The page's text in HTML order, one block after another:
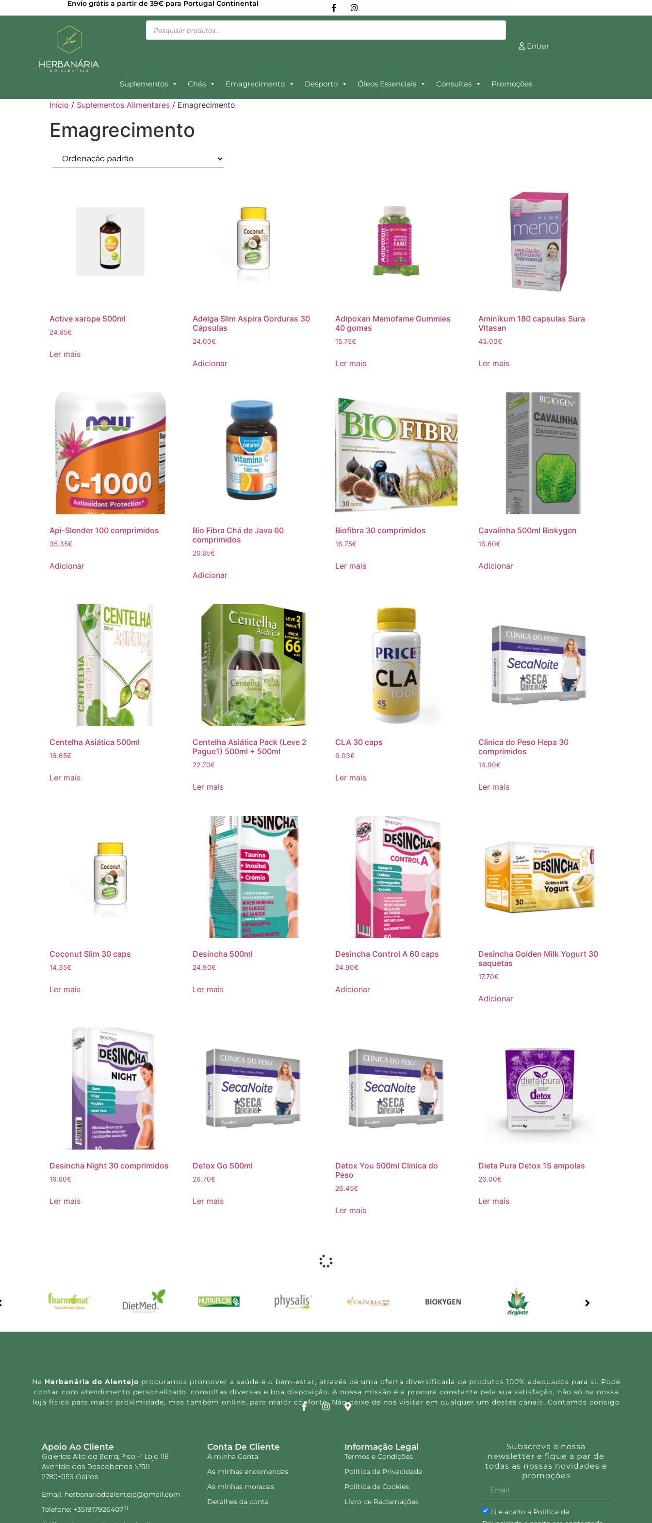
Envio grátis a partir de 39€ para Portugal Continental
Entrar
Suplementos Chás Emagrecimento Desporto Óleos Essenciais Consultas Promoções
Início / Suplementos Alimentares / Emagrecimento
Emagrecimento
Active xarope 500ml
24.85€
Ler mais
Adelga Slim Aspira Gorduras 30
Cápsulas
24.00€
Adicionar
Adipoxan Memofame Gummies
40 gomas
15.75€
Ler mais
Aminikum 180 capsulas Sura
Vitasan
43.00€
Ler mais
Api-Slender 100 comprimidos
35.35€
Adicionar
Bio Fibra Chá de Java 60
comprimidos
20.85€
Adicionar
Biofibra 30 comprimidos
16.75€
Ler mais
Cavalinha 500ml Biokygen
16.60€
Adicionar
Centelha Asiática 500ml
16.65€
Ler mais
Centelha Asiática Pack (Leve 2
Pague1) 500ml + 500ml
22.70€
Ler mais
CLA 30 caps
6.03€
Ler mais
Clinica do Peso Hepa 30
comprimidos
14.90€
Ler mais
Coconut Slim 30 caps
14.35€
Ler mais
Desincha 500ml
24.90€
Ler mais
Desincha Control A 60 caps
24.90€
Adicionar
Desincha Golden Milk Yogurt 30
saquetas
17.70€
Adicionar
Desincha Night 30 comprimidos
16.80€
Ler mais
Detox Go 500ml
26.70€
Ler mais
Detox You 500ml Clinica do
Peso
26.45€
Ler mais
Dieta Pura Detox 15 ampolas
26.00€
Ler mais
Dieta Pura Max Depur 600ml
30.65€
Dietform Pic 30 cápsulas
vegetais Dietmed
27.90€
Dietlimão 50 comprimidos
13.87€
Adicionar
Dietlimão Explosive 30 cápsulas
19.90 €